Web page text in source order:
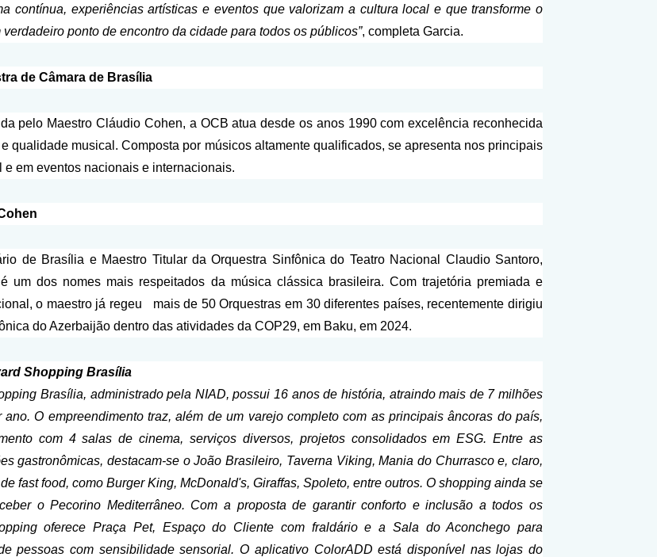
contínua, experiências artísticas e eventos que valorizam a cultura local e que transforme o
ponto de encontro da cidade para todos os públicos”, completa Garcia.
de Câmara de Brasília
pelo Maestro Cláudio Cohen, a OCB atua desde os anos 1990 com excelência reconhecida
qualidade musical. Composta por músicos altamente qualificados, se apresenta nos principais
e em eventos nacionais e internacionais.
de Brasília e Maestro Titular da Orquestra Sinfônica do Teatro Nacional Claudio Santoro,
um dos nomes mais respeitados da música clássica brasileira. Com trajetória premiada e
o maestro já regeu
mais de 50 Orquestras em 30 diferentes países, recentemente dirigiu
do Azerbaijão dentro das atividades da COP29, em Baku, em 2024.
Shopping Brasília
Brasília, administrado pela NIAD, possui 16 anos de história, atraindo mais de 7 milhões
ano. O empreendimento traz, além de um varejo completo com as principais âncoras do país,
com 4 salas de cinema, serviços diversos, projetos consolidados em ESG. Entre as
gastronômicas, destacam-se o João Brasileiro, Taverna Viking, Mania do Churrasco e, claro,
fast food, como Burger King, McDonald's, Giraffas, Spoleto, entre outros. O shopping ainda se
o Pecorino Mediterrâneo. Com a proposta de garantir conforto e inclusão a todos os
oferece Praça Pet, Espaço do Cliente com fraldário e a Sala do Aconchego para
pessoas com sensibilidade sensorial. O aplicativo ColorADD está disponível nas lojas do